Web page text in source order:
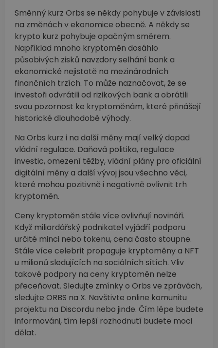
Směnný kurz Orbs se někdy pohybuje v závislosti
na změnách v ekonomice obecně. A někdy se
krypto kurz pohybuje opačným směrem.
Například mnoho kryptoměn dosáhlo
působivých zisků navzdory selhání bank a
ekonomické nejistotě na mezinárodních
finančních trzích. To může naznačovat, že se
investoři odvrátili od rizikových bank a obrátili
svou pozornost ke kryptoměnám, které přinášejí
historické dlouhodobé výhody.
Na Orbs kurz i na další měny mají velký dopad
vládní regulace. Daňová politika, regulace
investic, omezení těžby, vládní plány pro oficiální
digitální měny a další vývoj jsou všechno věci,
které mohou pozitivně i negativně ovlivnit trh
kryptoměn.
Ceny kryptoměn stále více ovlivňují novináři.
Když miliardářský podnikatel vyjádří podporu
určité minci nebo tokenu, cena často stoupne.
Stále více celebrit propaguje kryptoměny a NFT
u milionů sledujících na sociálních sítích. Vliv
takové podpory na ceny kryptoměn nelze
přeceňovat. Sledujte zmínky o Orbs ve zprávách,
sledujte ORBS na X. Navštivte online komunitu
projektu na Discordu nebo jinde. Čím lépe budete
informováni, tím lepší rozhodnutí budete moci
dělat.